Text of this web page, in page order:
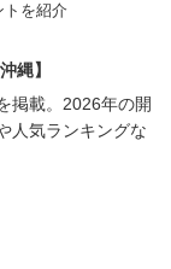
を紹介
縄】
掲載。2026年の開
人気ランキングな